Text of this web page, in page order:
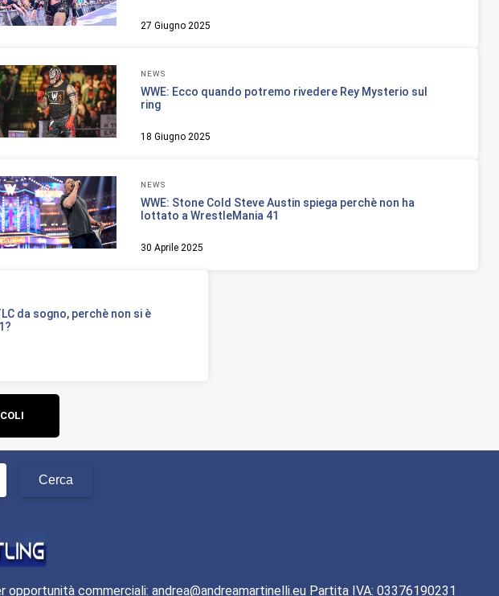
27 Giugno 2025
NEWS
WWE: Ecco quando potremo rivedere Rey Mysterio sul
ring
18 Giugno 2025
NEWS
WWE: Stone Cold Steve Austin spiega perchè non ha
lottato a WrestleMania 41
30 Aprile 2025
da sogno, perchè non si è
commerciali: andrea@andreamartinelli.eu Partita IVA: 03376190231